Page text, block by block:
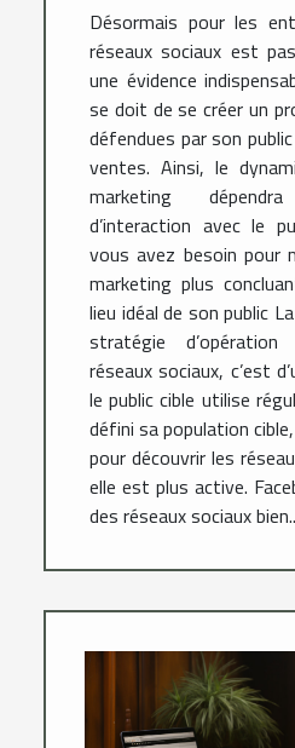
Désormais pour les
réseaux sociaux est
une évidence
se doit de se créer un
défendues par son
ventes. Ainsi, le
marketing
d’interaction avec le
vous avez besoin pour
marketing plus
lieu idéal de son public
stratégie
réseaux sociaux, c’est
le public cible utilise
défini sa population
pour découvrir les
elle est plus active.
des réseaux sociaux